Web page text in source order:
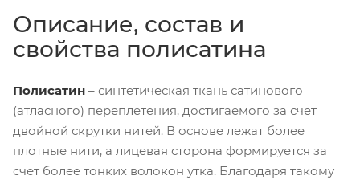
Описание, состав и
свойства полисатина
Полисатин – синтетическая ткань сатинового
(атласного) переплетения, достигаемого за счет
двойной скрутки нитей. В основе лежат более
плотные нити, а лицевая сторона формируется за
счет более тонких волокон утка. Благодаря такому